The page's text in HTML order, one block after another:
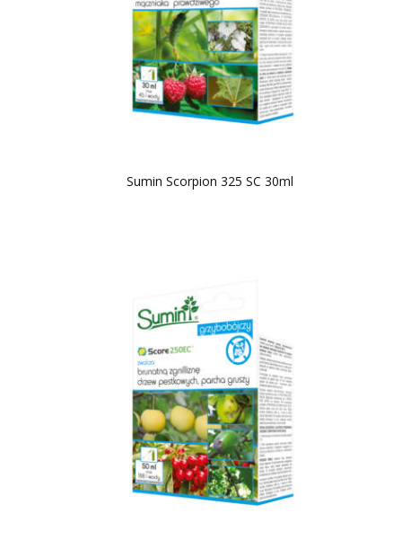
Sumin Scorpion 325 SC 30ml